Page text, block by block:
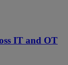
IT and OT